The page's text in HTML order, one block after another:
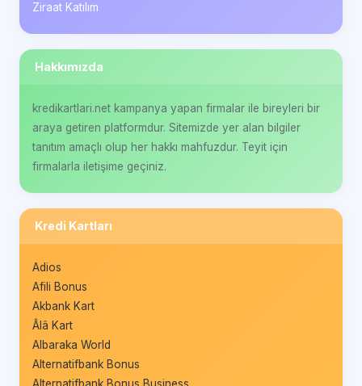
Ziraat Katılım
Hakkımızda
kredikartlari.net kampanya yapan firmalar ile bireyleri bir
araya getiren platformdur. Sitemizde yer alan bilgiler
tanıtım amaçlı olup her hakkı mahfuzdur. Teyit için
firmalarla iletişime geçiniz.
Kredi Kartları
Adios
Afili Bonus
Akbank Kart
Âlâ Kart
Albaraka World
Alternatifbank Bonus
Alternatifbank Bonus Business